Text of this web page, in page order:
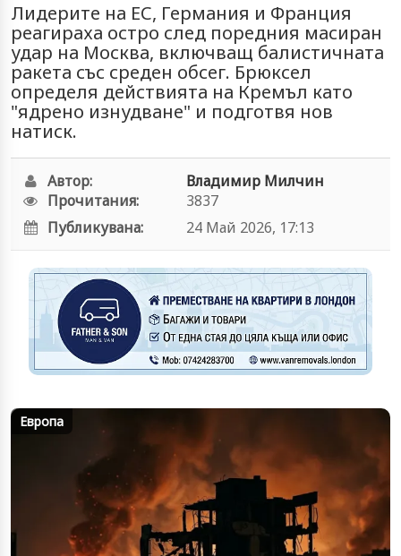
Лидерите на ЕС, Германия и Франция
реагираха остро след поредния масиран
удар на Москва, включващ балистичната
ракета със среден обсег. Брюксел
определя действията на Кремъл като
"ядрено изнудване" и подготвя нов
натиск.
Автор:
Владимир Милчин
Прочитания:
3837
Публикувана:
24 Май 2026, 17:13
Европа